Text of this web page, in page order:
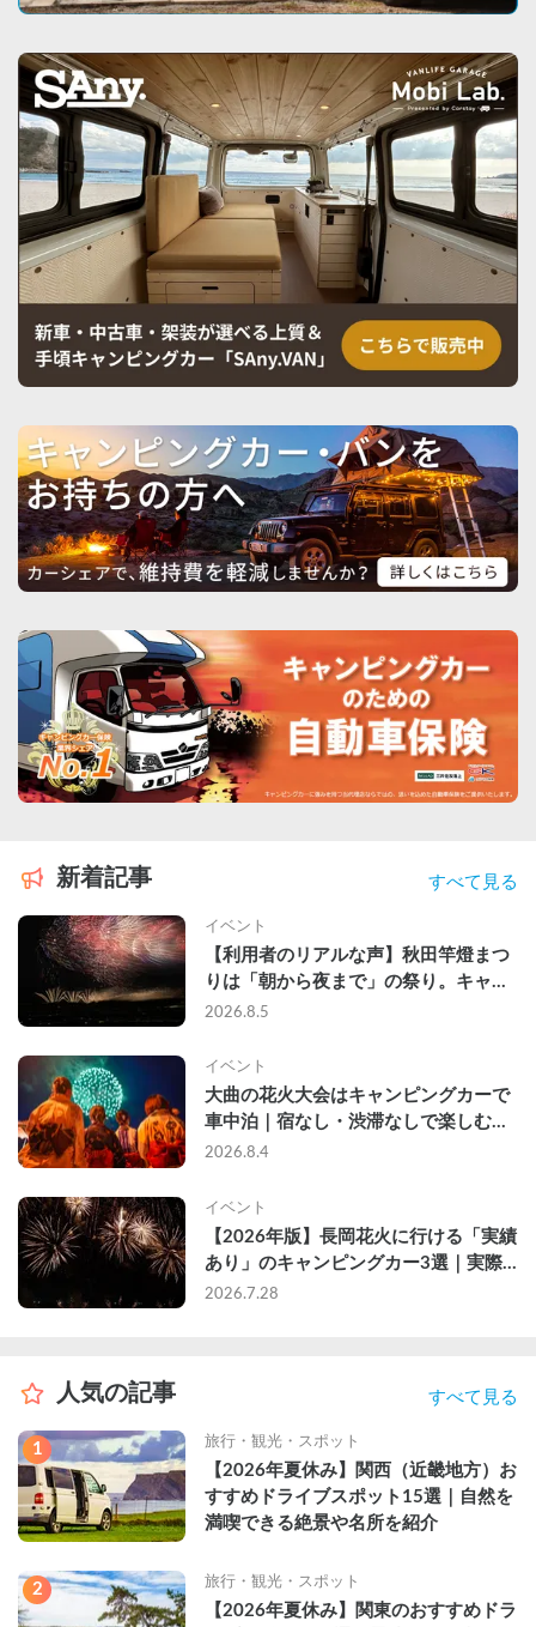
新着記事 すべて見る
イベント
【利用者のリアルな声】秋田竿燈まつ
りは「朝から夜まで」の祭り。キャン
ピングカーで行った2組の記録
2026.8.5
イベント
大曲の花火大会はキャンピングカーで
車中泊｜宿なし・渋滞なしで楽しむ
2026年完全ガイド
2026.8.4
イベント
【2026年版】長岡花火に行ける「実績
あり」のキャンピングカー3選｜実際
に利用したゲストのレビュー付き
2026.7.28
人気の記事 すべて見る
1 旅行・観光・スポット
【2026年夏休み】関西（近畿地方）お
すすめドライブスポット15選｜自然を
満喫できる絶景や名所を紹介
2 旅行・観光・スポット
【2026年夏休み】関東のおすすめドラ